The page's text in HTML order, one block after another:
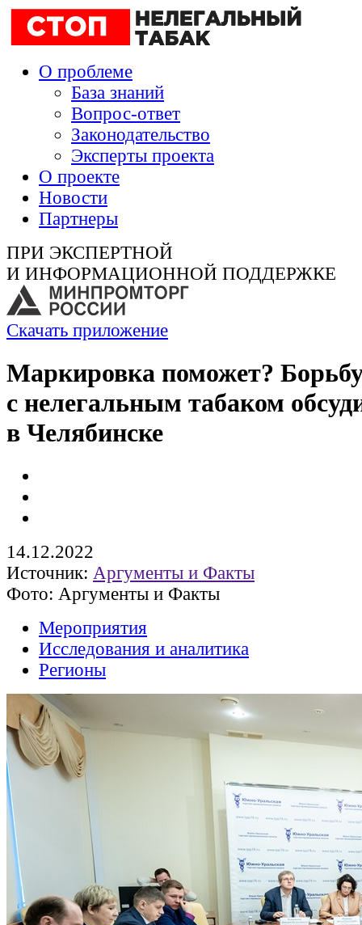
О проблеме
База знаний
Вопрос-ответ
Законодательство
Эксперты проекта
О проекте
Новости
Партнеры
ПРИ ЭКСПЕРТНОЙ
И ИНФОРМАЦИОННОЙ ПОДДЕРЖКЕ
Скачать приложение
Маркировка поможет?
с нелегальным табаком
в Челябинске
14.12.2022
Источник: Аргументы и Факты
Фото: Аргументы и Факты
Мероприятия
Исследования и аналитика
Регионы